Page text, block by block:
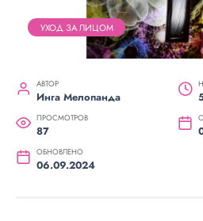
УХОД ЗА ЛИЦОМ
АВТОР
Инга Мелопанда
ПРОСМОТРОВ
87
ОБНОВЛЕНО
06.09.2024